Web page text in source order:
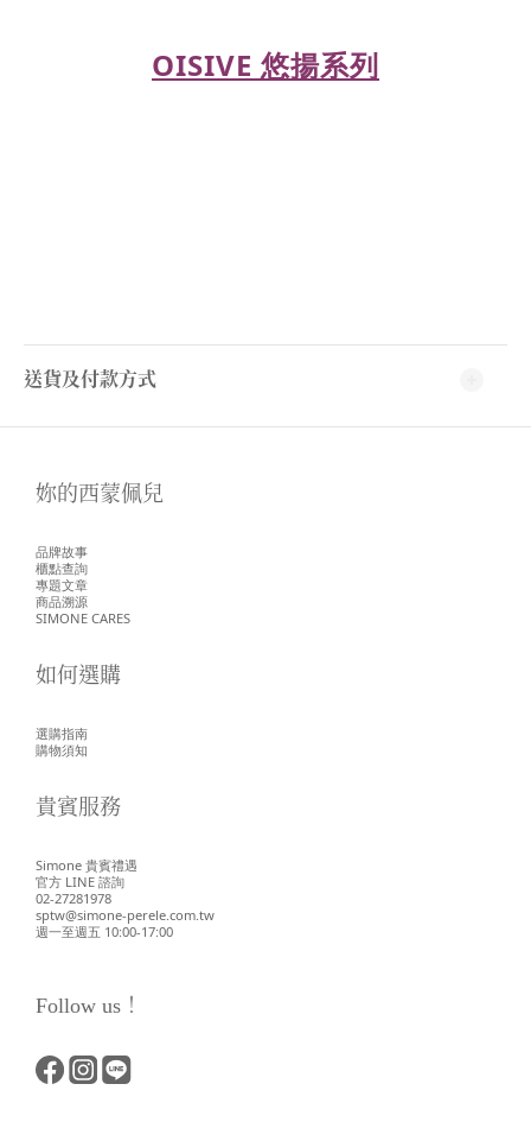
OISIVE 悠揚系列
送貨及付款方式
妳的西蒙佩兒
品牌故事
櫃點查詢
專題文章
商品溯源
SIMONE CARES
如何選購
選購指南
購物須知
貴賓服務
Simone 貴賓禮遇
官方 LINE 諮詢
02-27281978
sptw@simone-perele.com.tw
週一至週五 10:00-17:00
Follow us！